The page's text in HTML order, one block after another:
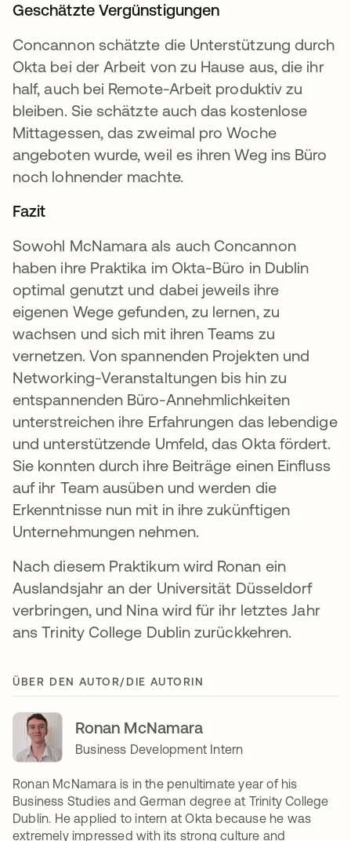
Geschätzte Vergünstigungen
Concannon schätzte die Unterstützung durch
Okta bei der Arbeit von zu Hause aus, die ihr
half, auch bei Remote-Arbeit produktiv zu
bleiben. Sie schätzte auch das kostenlose
Mittagessen, das zweimal pro Woche
angeboten wurde, weil es ihren Weg ins Büro
noch lohnender machte.
Fazit
Sowohl McNamara als auch Concannon
haben ihre Praktika im Okta-Büro in Dublin
optimal genutzt und dabei jeweils ihre
eigenen Wege gefunden, zu lernen, zu
wachsen und sich mit ihren Teams zu
vernetzen. Von spannenden Projekten und
Networking-Veranstaltungen bis hin zu
entspannenden Büro-Annehmlichkeiten
unterstreichen ihre Erfahrungen das lebendige
und unterstützende Umfeld, das Okta fördert.
Sie konnten durch ihre Beiträge einen Einfluss
auf ihr Team ausüben und werden die
Erkenntnisse nun mit in ihre zukünftigen
Unternehmungen nehmen.
Nach diesem Praktikum wird Ronan ein
Auslandsjahr an der Universität Düsseldorf
verbringen, und Nina wird für ihr letztes Jahr
ans Trinity College Dublin zurückkehren.
ÜBER DEN AUTOR/DIE AUTORIN
Ronan McNamara
Business Development Intern
Ronan McNamara is in the penultimate year of his
Business Studies and German degree at Trinity College
Dublin. He applied to intern at Okta because he was
extremely impressed with its strong culture and